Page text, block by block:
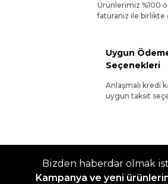
Ürünlerimiz %100
faturanız ile
Uygun
Seçenekleri
Anlaşmalı kredi
uygun taksit
Bizden haberdar olmak
Kampanya ve yeni